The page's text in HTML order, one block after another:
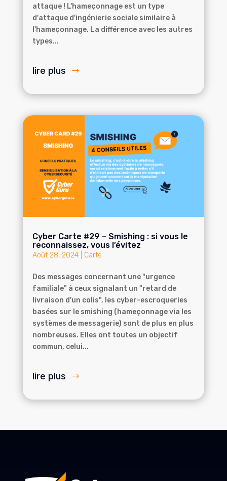
attaque ! L'hameçonnage est un type
d'attaque d'ingénierie sociale similaire à
l'hameçonnage. La différence avec les autres
types...
lire plus
Cyber Carte #29 – Smishing : si vous le
reconnaissez, vous l’évitez
Août 28, 2024| Carte
Des messages concernant une "urgence
familiale" à ceux signalant un "retard de
livraison d'un colis", les cyber-escroqueries
basées sur le smishing (hameçonnage via les
systèmes de messagerie) sont de plus en plus
nombreuses. Elles ont toutes un objectif
commun, celui...
lire plus